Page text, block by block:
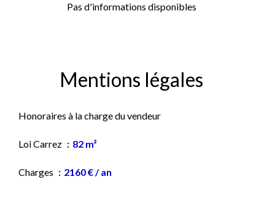
Pas d'informations disponibles
Mentions légales
Honoraires à la charge du vendeur
Loi Carrez 82 m²
Charges 2160 € / an